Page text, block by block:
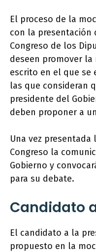
El proceso de la
con la presentación
Congreso de los
deseen promover
escrito en el que se
las que consideran
presidente del
deben proponer a
Una vez
Congreso la
Gobierno y
para su debate.
Candidato
El candidato a la
propuesto en la